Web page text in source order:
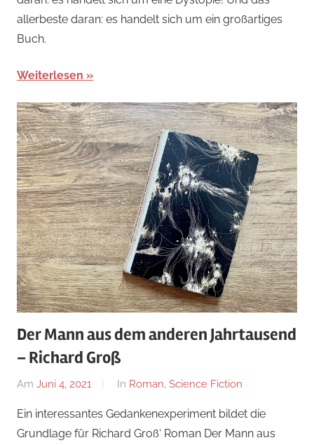
allerbeste daran: es handelt sich um ein großartiges
Buch.
Weiterlesen
Der Mann aus dem anderen Jahrtausend
– Richard Groß
Am Juni 4, 2021
Von
In Roman, Science Fiction
Ein interessantes Gedankenexperiment bildet die
Grundlage für Richard Groß‘ Roman Der Mann aus